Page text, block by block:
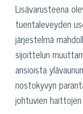
Lisävarusteena
tuentaleveyden
järjestelmä
sijoittelun
ansioista
nostokyvyn
johtuvien